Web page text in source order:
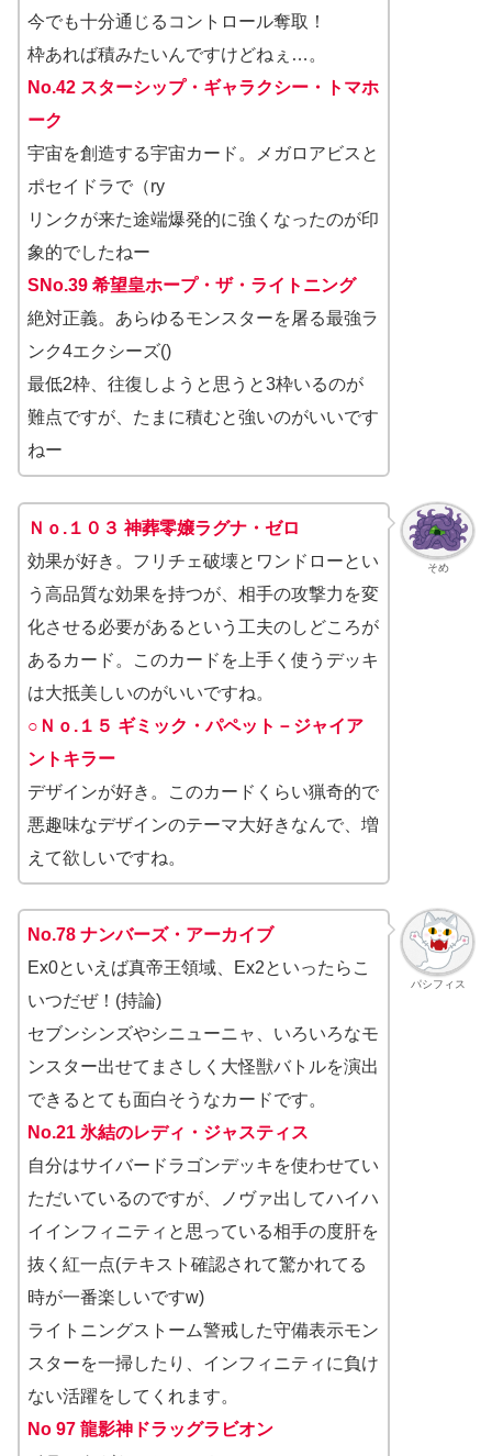
今でも十分通じるコントロール奪取！
枠あれば積みたいんですけどねぇ…。
No.42 スターシップ・ギャラクシー・トマホ
ーク
宇宙を創造する宇宙カード。メガロアビスと
ポセイドラで（ry
リンクが来た途端爆発的に強くなったのが印
象的でしたねー
SNo.39 希望皇ホープ・ザ・ライトニング
絶対正義。あらゆるモンスターを屠る最強ラ
ンク4エクシーズ()
最低2枠、往復しようと思うと3枠いるのが
難点ですが、たまに積むと強いのがいいです
ねー
そめ
Ｎｏ.１０３ 神葬零嬢ラグナ・ゼロ
効果が好き。フリチェ破壊とワンドローとい
う高品質な効果を持つが、相手の攻撃力を変
化させる必要があるという工夫のしどころが
あるカード。このカードを上手く使うデッキ
は大抵美しいのがいいですね。
○Ｎｏ.１５ ギミック・パペット－ジャイア
ントキラー
デザインが好き。このカードくらい猟奇的で
悪趣味なデザインのテーマ大好きなんで、増
えて欲しいですね。
パシフィス
No.78 ナンバーズ・アーカイブ
Ex0といえば真帝王領域、Ex2といったらこ
いつだぜ！(持論)
セブンシンズやシニューニャ、いろいろなモ
ンスター出せてまさしく大怪獣バトルを演出
できるとても面白そうなカードです。
No.21 氷結のレディ・ジャスティス
自分はサイバードラゴンデッキを使わせてい
ただいているのですが、ノヴァ出してハイハ
イインフィニティと思っている相手の度肝を
抜く紅一点(テキスト確認されて驚かれてる
時が一番楽しいですw)
ライトニングストーム警戒した守備表示モン
スターを一掃したり、インフィニティに負け
ない活躍をしてくれます。
No 97 龍影神ドラッグラビオン